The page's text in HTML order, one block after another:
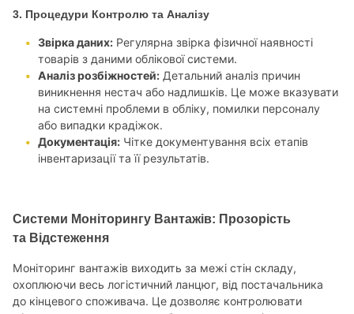
3. Процедури Контролю та Аналізу
Звірка даних: Регулярна звірка фізичної наявності
товарів з даними облікової системи.
Аналіз розбіжностей: Детальний аналіз причин
виникнення нестач або надлишків. Це може вказувати
на системні проблеми в обліку, помилки персоналу
або випадки крадіжок.
Документація: Чітке документування всіх етапів
інвентаризації та її результатів.
Системи Моніторингу Вантажів: Прозорість
та Відстеження
Моніторинг вантажів виходить за межі стін складу,
охоплюючи весь логістичний ланцюг, від постачальника
до кінцевого споживача. Це дозволяє контролювати